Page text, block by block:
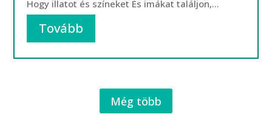
Hogy illatot és színeket És imákat találjon,...
Tovább
Még több